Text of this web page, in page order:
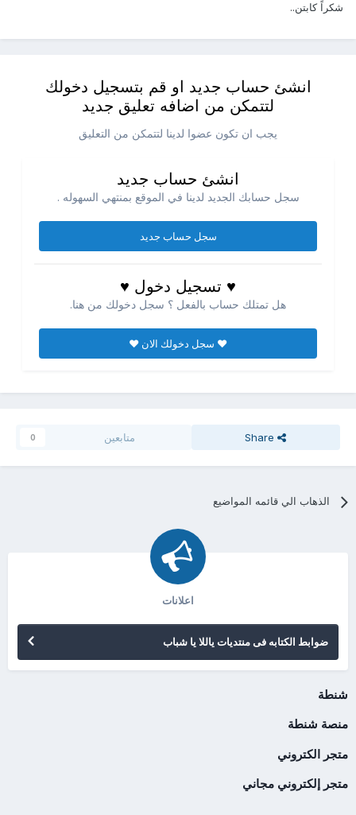
شكراً كابتن..
انشئ حساب جديد او قم بتسجيل دخولك
لتتمكن من اضافه تعليق جديد
يجب ان تكون عضوا لدينا لتتمكن من التعليق
انشئ حساب جديد
سجل حسابك الجديد لدينا في الموقع بمنتهي السهوله .
سجل حساب جديد
♥ تسجيل دخول ♥
هل تمتلك حساب بالفعل ؟ سجل دخولك من هنا.
♥ سجل دخولك الان ♥
Share متابعين 0
الذهاب الي قائمه المواضيع
اعلانات
ضوابط الكتابه فى منتديات ياللا يا شباب
شنطة
منصة شنطة
متجر الكتروني
متجر إلكتروني مجاني